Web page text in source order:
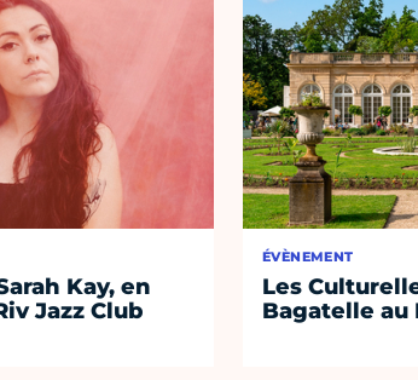
Kay, en
Jazz Club
ÉVÈNEMENT
Les
Bagatelle au